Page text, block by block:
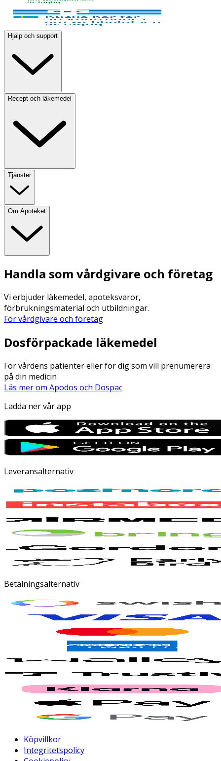
Hjälp och support
Recept och läkemedel
Tjänster
Om Apoteket
Handla som vårdgivare och företag
Vi erbjuder läkemedel, apoteksvaror,
förbrukningsmaterial och utbildningar.
För vårdgivare och företag
Dosförpackade läkemedel
För vårdens patienter eller för dig som vill prenumerera
på din medicin
Läs mer om Apodos och Dospac
Ladda ner vår app
Leveransalternativ
Betalningsalternativ
Köpvillkor
Integritetspolicy